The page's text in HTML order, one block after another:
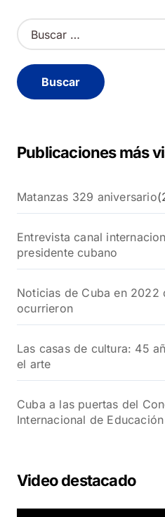
B
u
c
a
Publicaciones más
Matanzas 329 aniversario
Entrevista canal
presidente cubano
Noticias de Cuba en 2022
ocurrieron
Las casas de cultura: 45
el arte
Cuba a las puertas del
Internacional de
Video destacado